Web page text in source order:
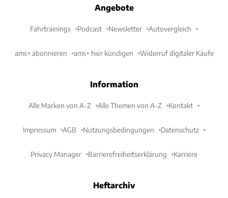
Angebote
Fahrtrainings Podcast Newsletter Autovergleich
ams+ abonnieren ams+ hier kündigen Widerruf digitaler Käufe
Information
Alle Marken von A-Z Alle Themen von A-Z Kontakt
Impressum AGB Nutzungsbedingungen Datenschutz
Privacy Manager Barrierefreiheitserklärung Karriere
Heftarchiv